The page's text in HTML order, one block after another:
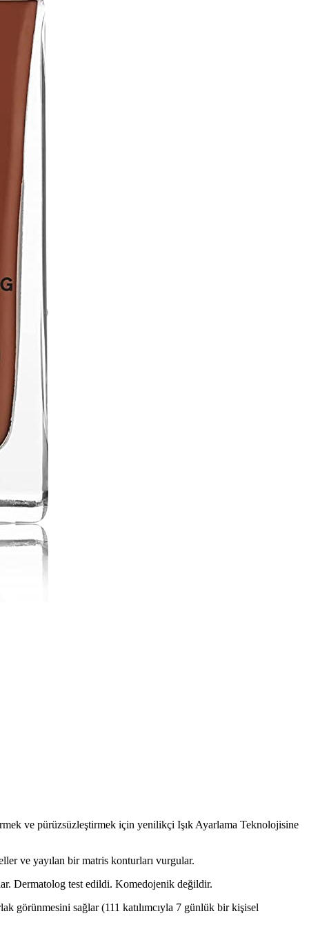
ve pürüzsüzleştirmek için yenilikçi Işık Ayarlama Teknolojisine
ve yayılan bir matris konturları vurgular.
Dermatolog test edildi. Komedojenik değildir.
görünmesini sağlar (111 katılımcıyla 7 günlük bir kişisel